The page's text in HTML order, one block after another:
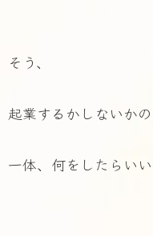
そう、
起業するかしないかの
一体、何をしたらい